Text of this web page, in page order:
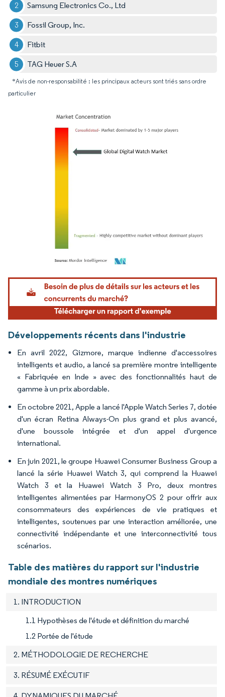
Samsung Electronics Co., Ltd
Fossil Group, Inc.
Fitbit
TAG Heuer S.A
*Avis de non-responsabilité : les principaux acteurs sont triés sans ordre
particulier
Image © Mordor Intelligence. La réutilisation nécessite une attribution sous CC BY
Développements récents dans l'industrie
En avril 2022, Gizmore, marque indienne d'accessoires
intelligents et audio, a lancé sa première montre intelligente
« Fabriquée en Inde » avec des fonctionnalités haut de
gamme à un prix abordable.
En octobre 2021, Apple a lancé l'Apple Watch Series 7, dotée
d'un écran Retina Always-On plus grand et plus avancé,
d'une boussole intégrée et d'un appel d'urgence
international.
En juin 2021, le groupe Huawei Consumer Business Group a
lancé la série Huawei Watch 3, qui comprend la Huawei
Watch 3 et la Huawei Watch 3 Pro, deux montres
intelligentes alimentées par HarmonyOS 2 pour offrir aux
consommateurs des expériences de vie pratiques et
intelligentes, soutenues par une interaction améliorée, une
connectivité indépendante et une interconnectivité tous
scénarios.
Table des matières du rapport sur l'industrie
mondiale des montres numériques
1. INTRODUCTION
1.1 Hypothèses de l'étude et définition du marché
1.2 Portée de l'étude
2. MÉTHODOLOGIE DE RECHERCHE
3. RÉSUMÉ EXÉCUTIF